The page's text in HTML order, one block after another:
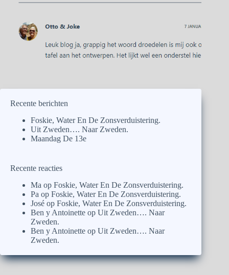
Recente berichten
Foskie, Water En De Zonsverduistering.
Uit Zweden…. Naar Zweden.
Maandag De 13e
Recente reacties
Ma op Foskie, Water En De Zonsverduistering.
Pa op Foskie, Water En De Zonsverduistering.
José op Foskie, Water En De Zonsverduistering.
Ben y Antoinette op Uit Zweden…. Naar
Zweden.
Ben y Antoinette op Uit Zweden…. Naar
Zweden.